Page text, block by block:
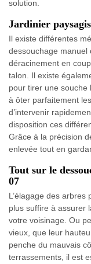
solution.
Jardinier
Il existe différentes
dessouchage manuel
déracinement en
talon. Il existe
pour tirer une souche
à ôter parfaitement
d’intervenir
disposition ces
Grâce à la précision
enlevée tout en
Tout sur le
07
L’élagage des
plus suffire à assurer
votre voisinage. Ou
vieux, que leur
penche du mauvais
terrassements, il est